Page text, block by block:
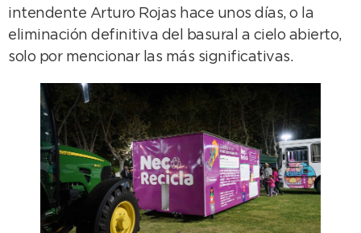
intendente Arturo Rojas hace unos días, o la
eliminación definitiva del basural a cielo abierto,
solo por mencionar las más significativas.